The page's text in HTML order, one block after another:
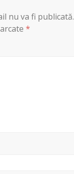
nu va fi publicată.
*